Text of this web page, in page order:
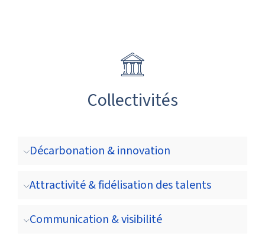
Collectivités
Décarbonation & innovation
Attractivité & fidélisation des talents
Communication & visibilité